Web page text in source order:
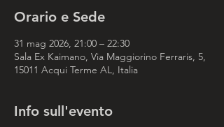
Orario e Sede
31 mag 2026, 21:00 – 22:30
Sala Ex Kaimano, Via Maggiorino Ferraris, 5,
15011 Acqui Terme AL, Italia
Info sull'evento